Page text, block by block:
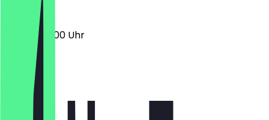
07:00 - 22:00 Uhr
Montag
Dienstag
Mittwoch